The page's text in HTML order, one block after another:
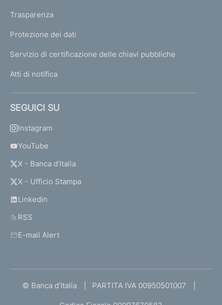
Trasparenza
Protezione dei dati
Servizio di certificazione delle chiavi pubbliche
Atti di notifica
SEGUICI SU
Instagram
YouTube
X - Banca d’Italia
X - Ufficio Stampa
Linkedin
RSS
E-mail Alert
© Banca d'Italia PARTITA IVA 00950501007